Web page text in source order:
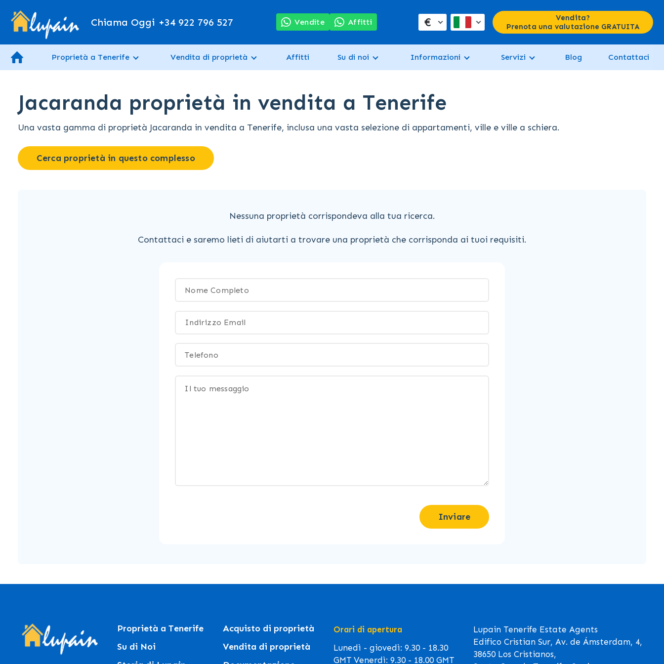
Chiama Oggi +34 922 796 527 Vendite Affitti €
Vendita?
Prenota una valutazione GRATUITA
Proprietà a Tenerife Vendita di proprietà Affitti Su di noi Informazioni Servizi Blog Contattaci
Jacaranda proprietà in vendita a Tenerife
Una vasta gamma di proprietà Jacaranda in vendita a Tenerife, inclusa una vasta selezione di appartamenti, ville e ville a schiera.
Cerca proprietà in questo complesso
Nessuna proprietà corrispondeva alla tua ricerca.
Contattaci e saremo lieti di aiutarti a trovare una proprietà che corrisponda ai tuoi requisiti.
Inviare
Proprietà a Tenerife
Su di Noi
Acquisto di proprietà
Vendita di proprietà
Orari di apertura
Lunedì - giovedì: 9.30 - 18.30
GMT Venerdì: 9.30 - 18.00 GMT
Lupain Tenerife Estate Agents
Edifico Cristian Sur, Av. de Ámsterdam, 4,
38650 Los Cristianos,